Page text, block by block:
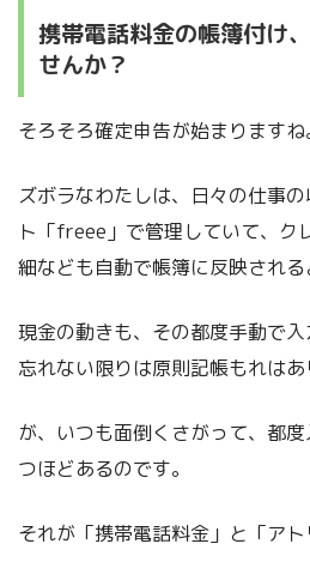
携帯電話料金の帳簿付け
せんか？
そろそろ確定申告が始まりますね
ズボラなわたしは、日々の仕事
ト「freee」で管理していて、ク
細なども自動で帳簿に反映される
現金の動きも、その都度手動で
忘れない限りは原則記帳もれはあ
が、いつも面倒くさがって、都
つほどあるのです。
それが「携帯電話料金」と「アト